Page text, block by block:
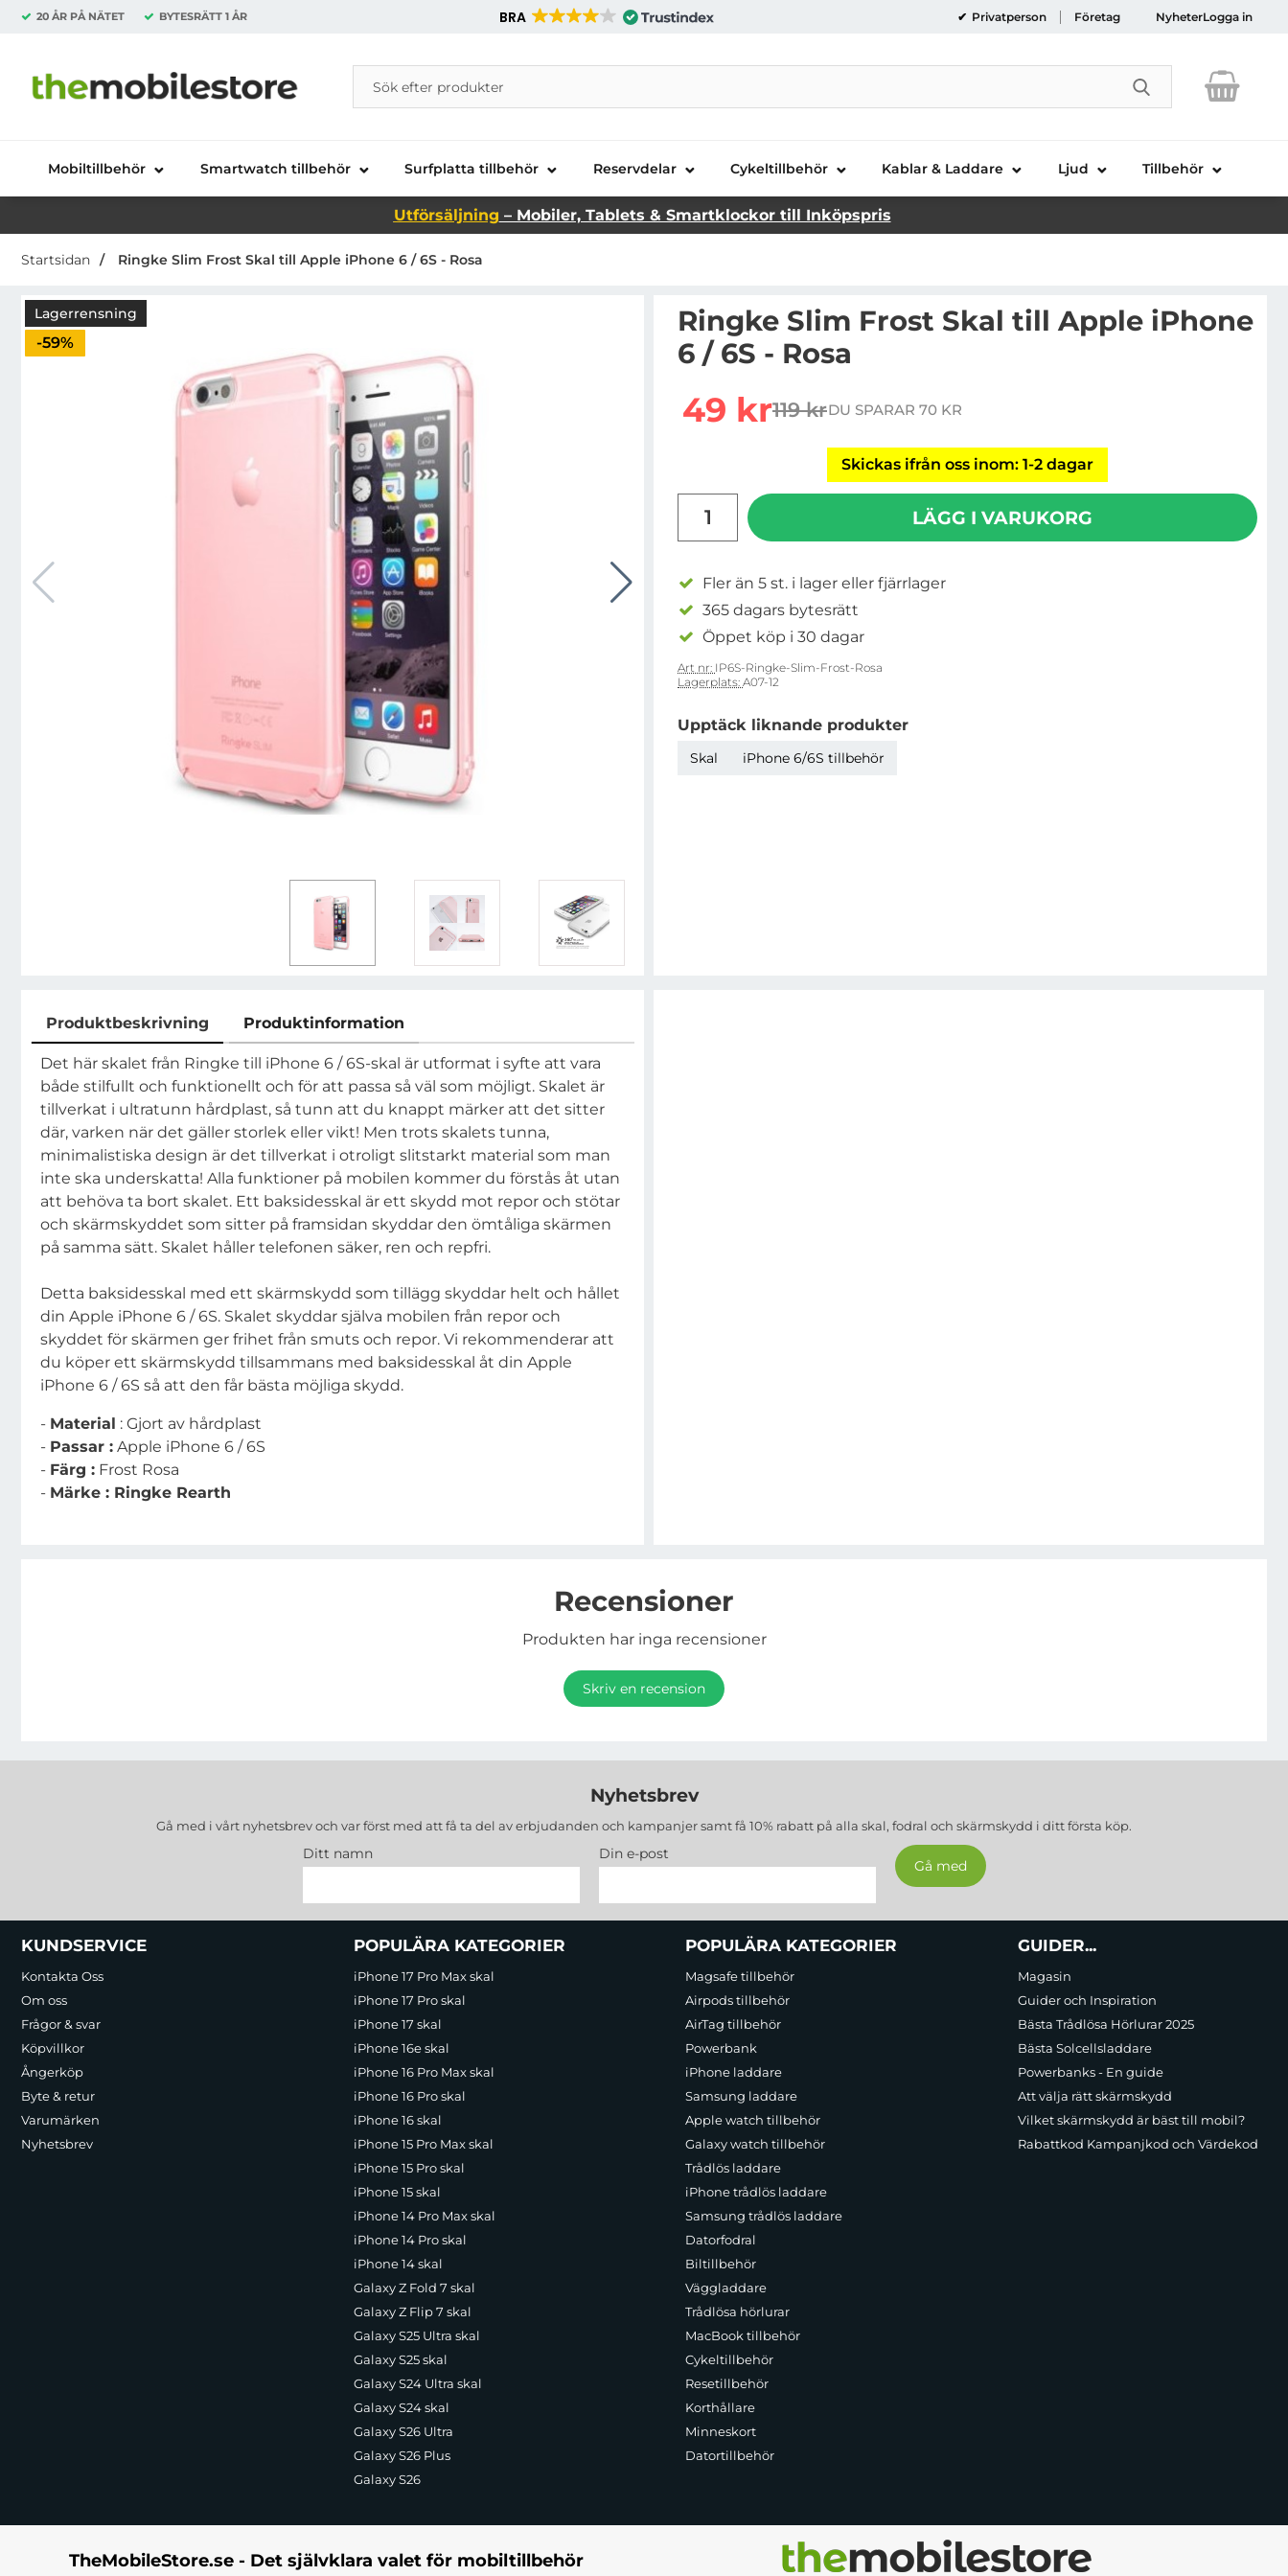
20 ÅR PÅ NÄTET BYTESRÄTT 1 ÅR BRA Privatperson Företag NyheterLogga in
Startsidan för Danira Telecom AB
Sök
Sök på Danira Telecom AB
Genomför
Mobiltillbehör Smartwatch tillbehör Surfplatta tillbehör Reservdelar Cykeltillbehör Kablar & Laddare Ljud Tillbehör
Utförsäljning – Mobiler, Tablets & Smartklockor till Inköpspris
Startsidan Ringke Slim Frost Skal till Apple iPhone 6 / 6S - Rosa
Lagerrensning
Priset är nedsatt med
-59%
Ringke Slim Frost Skal till Apple iPhone
6 / 6S - Rosa
rea pris
49 krtidigare pris
119 krDU SPARAR 70 KR
Skickas ifrån oss inom: 1-2 dagar
LÄGG I VARUKORG
Fler än 5 st. i lager eller fjärrlager
365 dagars bytesrätt
Öppet köp i 30 dagar
Art nr: IP6S-Ringke-Slim-Frost-Rosa
Lagerplats: A07-12
Upptäck liknande produkter
Skal iPhone 6/6S tillbehör
Produktbeskrivning Produktinformation
Produktbeskrivning
Det här skalet från Ringke till iPhone 6 / 6S-skal är utformat i syfte att vara
både stilfullt och funktionellt och för att passa så väl som möjligt. Skalet är
tillverkat i ultratunn hårdplast, så tunn att du knappt märker att det sitter
där, varken när det gäller storlek eller vikt! Men trots skalets tunna,
minimalistiska design är det tillverkat i otroligt slitstarkt material som man
inte ska underskatta! Alla funktioner på mobilen kommer du förstås åt utan
att behöva ta bort skalet. Ett baksidesskal är ett skydd mot repor och stötar
och skärmskyddet som sitter på framsidan skyddar den ömtåliga skärmen
på samma sätt. Skalet håller telefonen säker, ren och repfri.
Detta baksidesskal med ett skärmskydd som tillägg skyddar helt och hållet
din Apple iPhone 6 / 6S. Skalet skyddar själva mobilen från repor och
skyddet för skärmen ger frihet från smuts och repor. Vi rekommenderar att
du köper ett skärmskydd tillsammans med baksidesskal åt din Apple
iPhone 6 / 6S så att den får bästa möjliga skydd.
- Material : Gjort av hårdplast
- Passar : Apple iPhone 6 / 6S
- Färg : Frost Rosa
- Märke : Ringke Rearth
Recensioner
Produkten har inga recensioner
Skriv en recension
Nyhetsbrev
Gå med i vårt nyhetsbrev och var först med att få ta del av erbjudanden och kampanjer samt få 10% rabatt på alla skal, fodral och skärmskydd i ditt första köp.
Ditt namn Din e-post
Sidfot Blandad info och länkar
KUNDSERVICE
Kontakta Oss
Om oss
Frågor & svar
Köpvillkor
Ångerköp
Byte & retur
Varumärken
Nyhetsbrev
POPULÄRA KATEGORIER
iPhone 17 Pro Max skal
iPhone 17 Pro skal
iPhone 17 skal
iPhone 16e skal
iPhone 16 Pro Max skal
iPhone 16 Pro skal
iPhone 16 skal
iPhone 15 Pro Max skal
iPhone 15 Pro skal
iPhone 15 skal
iPhone 14 Pro Max skal
iPhone 14 Pro skal
iPhone 14 skal
Galaxy Z Fold 7 skal
Galaxy Z Flip 7 skal
Galaxy S25 Ultra skal
Galaxy S25 skal
Galaxy S24 Ultra skal
Galaxy S24 skal
Galaxy S26 Ultra
Galaxy S26 Plus
Galaxy S26
POPULÄRA KATEGORIER
Magsafe tillbehör
Airpods tillbehör
AirTag tillbehör
Powerbank
iPhone laddare
Samsung laddare
Apple watch tillbehör
Galaxy watch tillbehör
Trådlös laddare
iPhone trådlös laddare
Samsung trådlös laddare
Datorfodral
Biltillbehör
Väggladdare
Trådlösa hörlurar
MacBook tillbehör
Cykeltillbehör
Resetillbehör
Korthållare
Minneskort
Datortillbehör
GUIDER...
Magasin
Guider och Inspiration
Bästa Trådlösa Hörlurar 2025
Bästa Solcellsladdare
Powerbanks - En guide
Att välja rätt skärmskydd
Vilket skärmskydd är bäst till mobil?
Rabattkod Kampanjkod och Värdekod
TheMobileStore.se - Det självklara valet för mobiltillbehör